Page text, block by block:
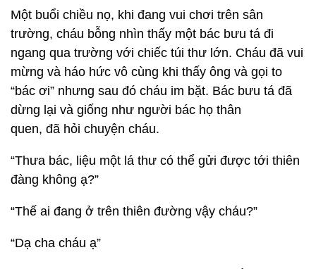
Một buổi chiều nọ, khi đang vui chơi trên sân
trường, cháu bỗng nhìn thấy một bác bưu tá đi
ngang qua trường với chiếc túi thư lớn. Cháu đã vui
mừng và háo hức vô cùng khi thấy ông và gọi to
“bác ơi” nhưng sau đó cháu im bặt. Bác bưu tá đã
dừng lại và giống như người bác họ thân
quen, đã hỏi chuyện cháu.
“Thưa bác, liệu một lá thư có thể gửi được tới thiên
đàng không ạ?”
“Thế ai đang ở trên thiên đường vậy cháu?”
“Dạ cha cháu ạ”